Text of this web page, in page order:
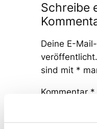
Schreibe
Deine E-
veröffentlicht.
sind mit *
Kommentar *